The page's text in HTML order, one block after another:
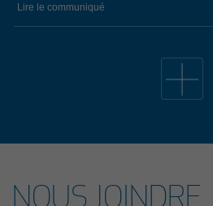
Lire le communiqué
34E ÉDITION DE L’ÉVÈNEMENT
première fois. Cet évènement a été rendu
participation financière du gouvernement du
NOUS JOINDRE